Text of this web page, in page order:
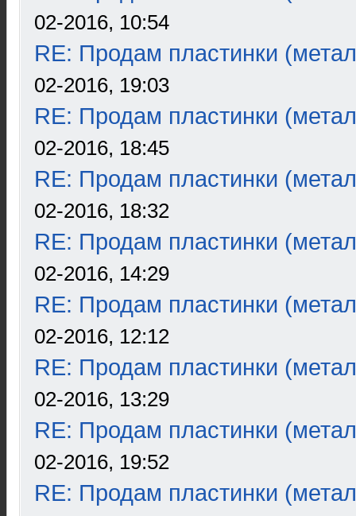
02-2016, 10:54
RE: Продам пластинки
02-2016, 19:03
RE: Продам пластинки
02-2016, 18:45
RE: Продам пластинки
02-2016, 18:32
RE: Продам пластинки
02-2016, 14:29
RE: Продам пластинки
02-2016, 12:12
RE: Продам пластинки
02-2016, 13:29
RE: Продам пластинки
02-2016, 19:52
RE: Продам пластинки